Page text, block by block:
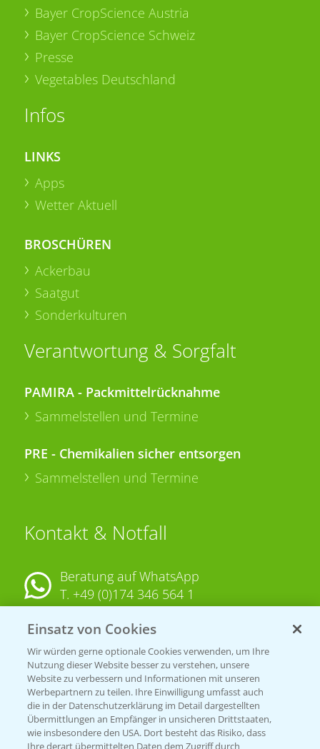
Bayer CropScience Austria
Bayer CropScience Schweiz
Presse
Vegetables Deutschland
Infos
LINKS
Apps
Wetter Aktuell
BROSCHÜREN
Ackerbau
Saatgut
Sonderkulturen
Verantwortung & Sorgfalt
PAMIRA - Packmittelrücknahme
Sammelstellen und Termine
PRE - Chemikalien sicher entsorgen
Sammelstellen und Termine
Kontakt & Notfall
Beratung auf WhatsApp
T. +49 (0)174 346 564 1
KONTAKT
Hilfe in Notfällen
T.+49 (0)214/30-20220
Einsatz von Cookies
Wir würden gerne optionale Cookies verwenden, um Ihre
Nutzung dieser Website besser zu verstehen, unsere
Website zu verbessern und Informationen mit unseren
Werbepartnern zu teilen. Ihre Einwilligung umfasst auch
die in der Datenschutzerklärung im Detail dargestellten
Übermittlungen an Empfänger in unsicheren Drittstaaten,
wie insbesondere den USA. Dort besteht das Risiko, dass
Ihre derart übermittelten Daten dem Zugriff durch